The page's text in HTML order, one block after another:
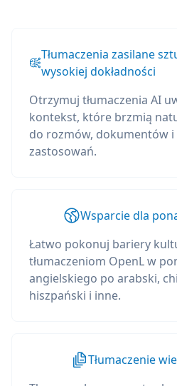
Tłumaczenia zasilane
wysokiej dokładności
Otrzymuj tłumaczenia AI
kontekst, które brzmią
do rozmów, dokumentów i
zastosowań.
Wsparcie dla
Łatwo pokonuj bariery
tłumaczeniom OpenL w
angielskiego po arabski,
hiszpański i inne.
Tłumaczenie